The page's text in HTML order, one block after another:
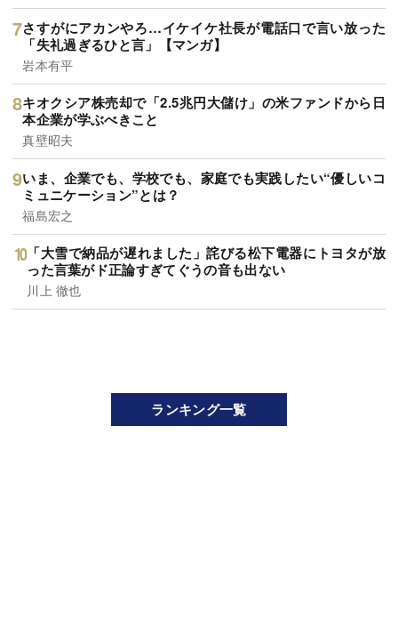
さすがにアカンやろ…イケイケ社長が電話口で言い放った
「失礼過ぎるひと言」【マンガ】
岩本有平
キオクシア株売却で「2.5兆円大儲け」の米ファンドから日
本企業が学ぶべきこと
真壁昭夫
いま、企業でも、学校でも、家庭でも実践したい“優しいコ
ミュニケーション”とは？
福島宏之
「大雪で納品が遅れました」詫びる松下電器にトヨタが放
った言葉がド正論すぎてぐうの音も出ない
川上 徹也
ランキング一覧